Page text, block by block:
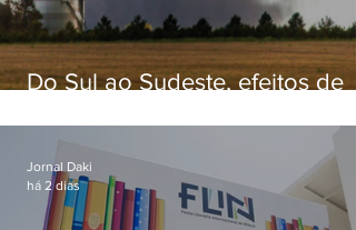
Do Sul ao Sudeste, efeitos de
apreensão na população
Jornal Daki
há 2 dias